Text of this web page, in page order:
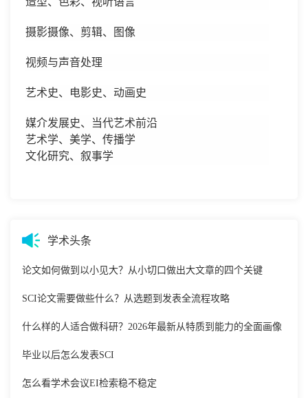
摄影摄像、剪辑、图像
视频与声音处理
艺术史、电影史、动画史
媒介发展史、当代艺术前沿
艺术学、美学、传播学
文化研究、叙事学
学术头条
论文如何做到以小见大？从小切口做出大文章的四个关键
SCI论文需要做些什么？从选题到发表全流程攻略
什么样的人适合做科研？2026年最新从特质到能力的全面画像
毕业以后怎么发表SCI
怎么看学术会议EI检索稳不稳定